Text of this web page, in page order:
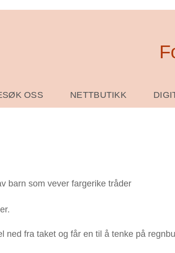
OSS NETTBUTIKK
fra taket og får en til å tenke på